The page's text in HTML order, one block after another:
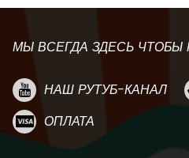
МЫ ВСЕГДА ЗДЕСЬ ЧТОБЫ
НАШ РУТУБ-КАНАЛ
ОПЛАТА